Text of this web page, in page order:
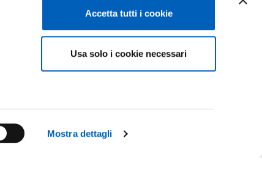
Mostra dettagli
Accetta tutti i cookie
Usa solo i cookie necessari